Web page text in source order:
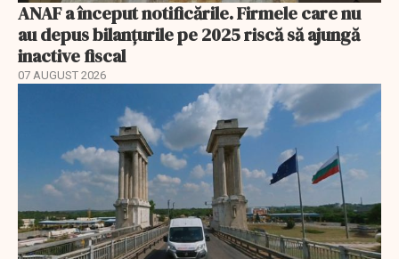
ANAF a început notificările. Firmele care nu
au depus bilanțurile pe 2025 riscă să ajungă
inactive fiscal
07 AUGUST 2026